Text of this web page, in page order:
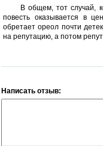
В общем, тот случай,
повесть оказывается в
обретает ореол почти
на репутацию, а потом
Написать отзыв: